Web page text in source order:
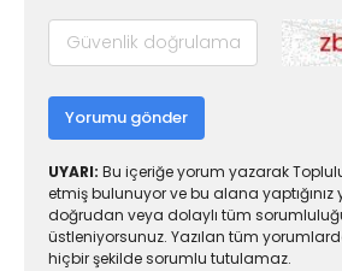
Yorumu gönder
UYARI: Bu içeriğe yorum yazarak
etmiş bulunuyor ve bu alana
doğrudan veya dolaylı tüm
üstleniyorsunuz. Yazılan tüm
hiçbir şekilde sorumlu tutulamaz.